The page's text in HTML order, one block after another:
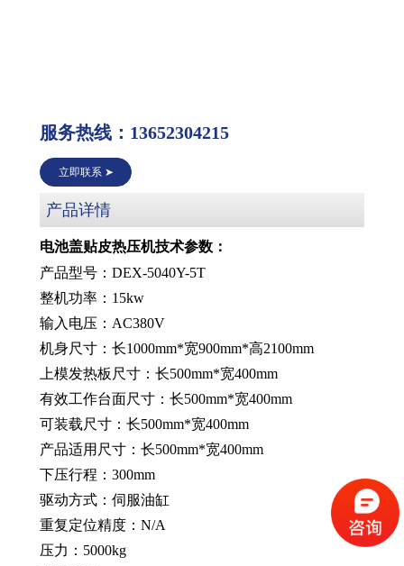
服务热线：13652304215
立即联系 ➤
产品详情
电池盖贴皮热压机技术参数 ：
产品型号：DEX-5040Y-5T
整机功率：15kw
输入电压：AC380V
机身尺寸：长1000mm*宽900mm*高2100mm
上模发热板尺寸：长500mm*宽400mm
有效工作台面尺寸：长500mm*宽400mm
可装载尺寸：长500mm*宽400mm
产品适用尺寸：长500mm*宽400mm
下压行程：300mm
驱动方式：伺服油缸
重复定位精度：N/A
压力：5000kg